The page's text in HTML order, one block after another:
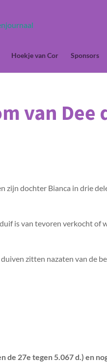
Hoekje van Cor Sponsors
van Dee
zijn dochter Bianca in drie
is van tevoren verkocht of
zitten nazaten van de
de 27e tegen 5.067 d.) en